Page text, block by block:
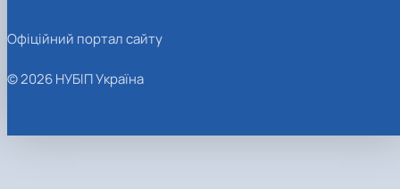
Офіційний портал сайту
© 2026 НУБІП Україна